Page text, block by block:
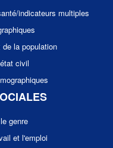
indicateurs multiples
la population
civil
genre
et l'emploi